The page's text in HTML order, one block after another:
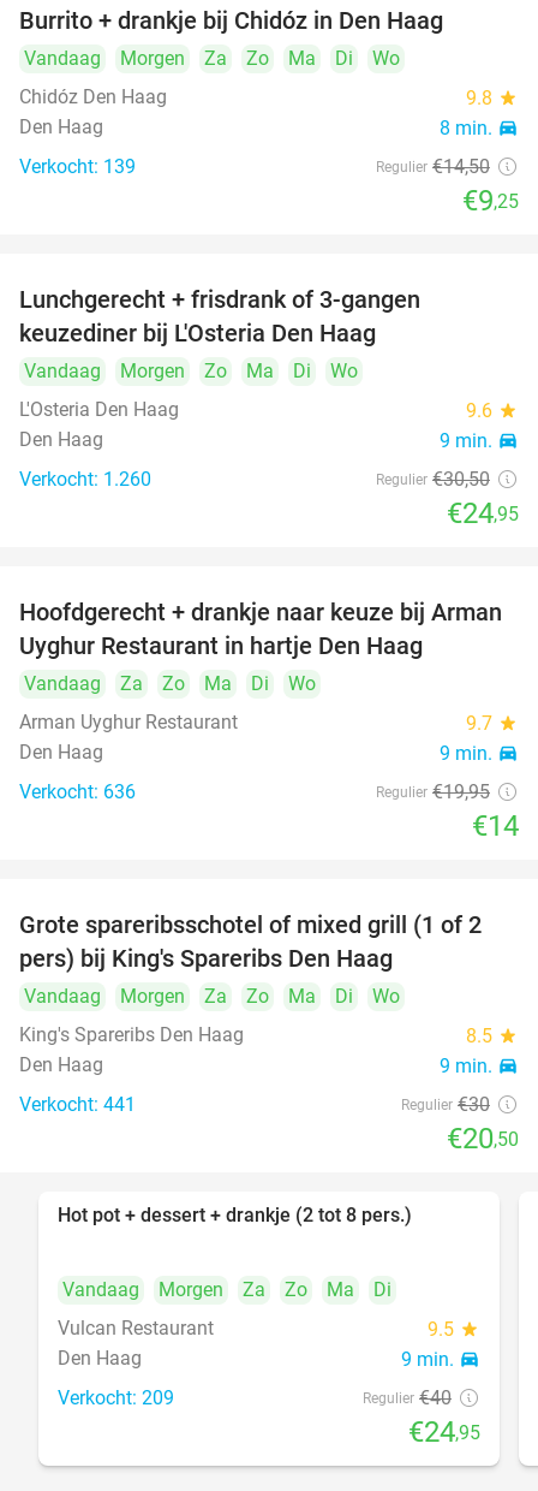
Burrito + drankje bij Chidóz in Den Haag
Vandaag Morgen Za Zo Ma Di
Wo
Chidóz Den Haag
9.8 star
Den Haag 8 min. directions_car
Verkocht: 139 Regulier €14,50
€9,25
Lunchgerecht + frisdrank of 3-gangen
keuzediner bij L'Osteria Den Haag
Vandaag Morgen Zo Ma Di
Wo
L'Osteria Den Haag
9.6 star
Den Haag 9 min. directions_car
Verkocht: 1.260 Regulier €30,50
€24,95
30%
Hoofdgerecht + drankje naar keuze bij Arman
Uyghur Restaurant in hartje Den Haag
Vandaag Za Zo Ma Di
Wo
Arman Uyghur Restaurant
9.7 star
Den Haag 9 min. directions_car
Verkocht: 636 Regulier €19,95
€14
32%
Grote spareribsschotel of mixed grill (1 of 2
pers) bij King's Spareribs Den Haag
Vandaag Morgen Za Zo Ma Di
Wo
King's Spareribs Den Haag
8.5 star
Den Haag 9 min. directions_car
Verkocht: 441 Regulier €30
€20,50
Hot pot + dessert + drankje (2 tot 8 pers.)
Vandaag Morgen Za Zo Ma
Di
Vulcan Restaurant
9.5 star
Den Haag 9 min. directions_car
Verkocht: 209 Regulier €40
€24,95